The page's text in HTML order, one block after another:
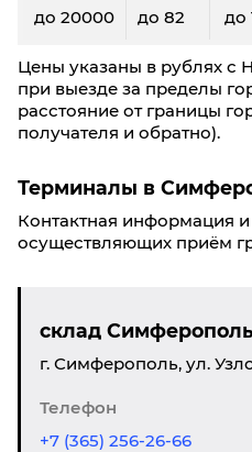
до 20000 до 82 до
Цены указаны в рублях с
при выезде за пределы
расстояние от границы
получателя и обратно).
Терминалы в
Контактная информация
осуществляющих приём
склад
г. Симферополь, ул.
Телефон
+7 (365) 256-26-66